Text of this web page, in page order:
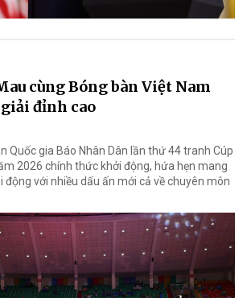
cùng Bóng bàn Việt Nam
đỉnh cao
Quốc gia Báo Nhân Dân lần thứ 44 tranh Cúp
2026 chính thức khởi động, hứa hẹn mang
động với nhiều dấu ấn mới cả về chuyên môn